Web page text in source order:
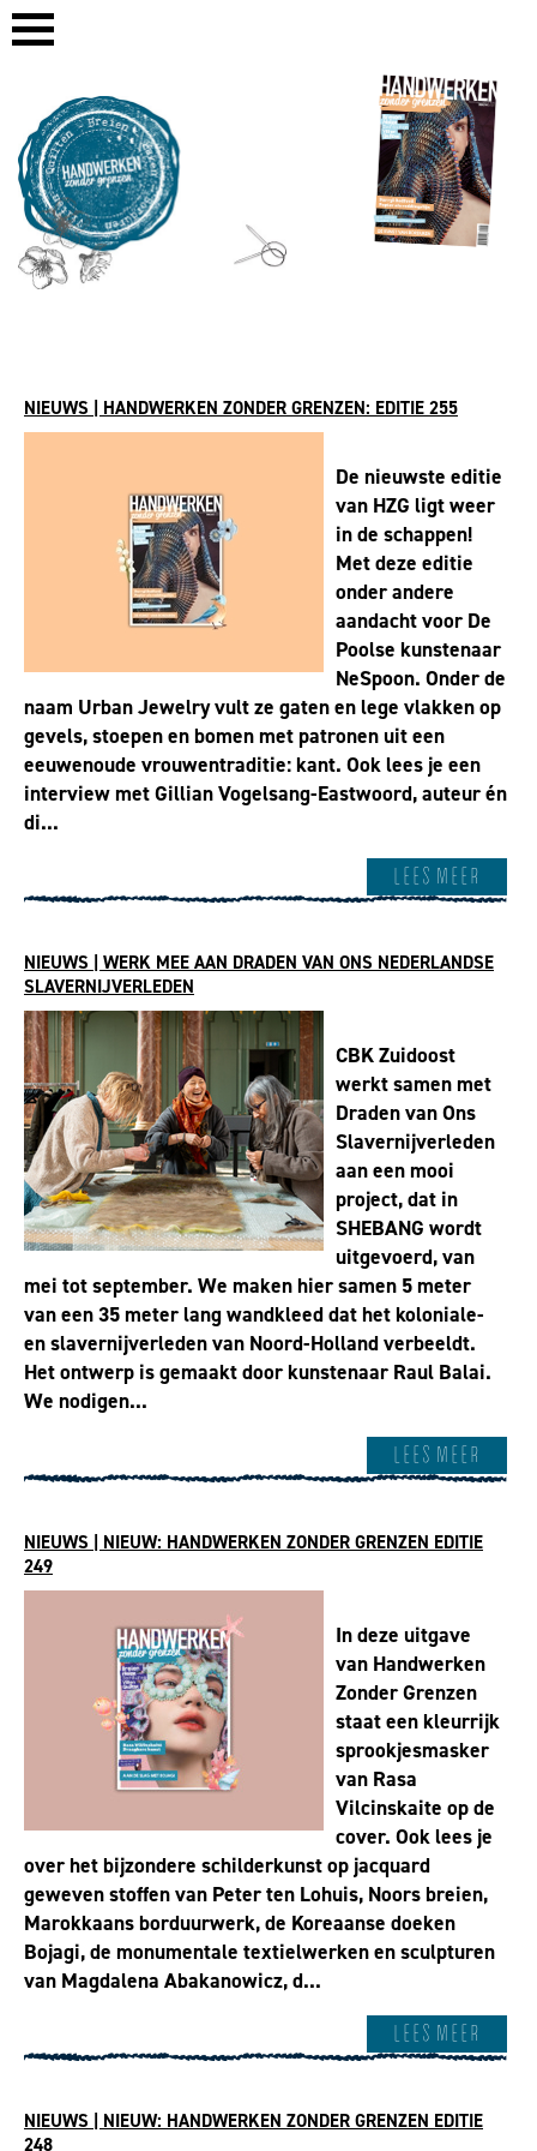
NIEUWS | HANDWERKEN ZONDER GRENZEN: EDITIE 255
De nieuwste editie
van HZG ligt weer
in de schappen!
Met deze editie
onder andere
aandacht voor De
Poolse kunstenaar
NeSpoon. Onder de
naam Urban Jewelry vult ze gaten en lege vlakken op
gevels, stoepen en bomen met patronen uit een
eeuwenoude vrouwentraditie: kant. Ook lees je een
interview met Gillian Vogelsang-Eastwoord, auteur én
di...
Lees meer
NIEUWS | WERK MEE AAN DRADEN VAN ONS NEDERLANDSE
SLAVERNIJVERLEDEN
CBK Zuidoost
werkt samen met
Draden van Ons
Slavernijverleden
aan een mooi
project, dat in
SHEBANG wordt
uitgevoerd, van
mei tot september. We maken hier samen 5 meter
van een 35 meter lang wandkleed dat het koloniale-
en slavernijverleden van Noord-Holland verbeeldt.
Het ontwerp is gemaakt door kunstenaar Raul Balai.
We nodigen...
Lees meer
NIEUWS | NIEUW: HANDWERKEN ZONDER GRENZEN EDITIE
249
In deze uitgave
van Handwerken
Zonder Grenzen
staat een kleurrijk
sprookjesmasker
van Rasa
Vilcinskaite op de
cover. Ook lees je
over het bijzondere schilderkunst op jacquard
geweven stoffen van Peter ten Lohuis, Noors breien,
Marokkaans borduurwerk, de Koreaanse doeken
Bojagi, de monumentale textielwerken en sculpturen
van Magdalena Abakanowicz, d...
Lees meer
NIEUWS | NIEUW: HANDWERKEN ZONDER GRENZEN EDITIE
248